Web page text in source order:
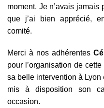
moment. Je n’avais
que j’ai bien apprécié,
comité.
Merci à nos adhérentes
pour l’organisation de
sa belle intervention à Lyon
mis à disposition son
occasion.